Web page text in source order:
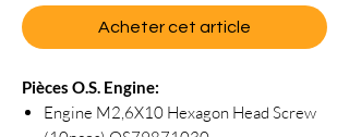
Acheter cet article
Pièces O.S. Engine:
Engine M2,6X10 Hexagon Head Screw